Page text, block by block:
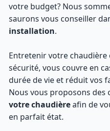
votre budget? Nous
saurons vous conseiller
installation.
Entretenir votre
sécurité, vous couvre en
durée de vie et réduit vos
Nous vous proposons des
votre chaudièreafin de
en parfait état.